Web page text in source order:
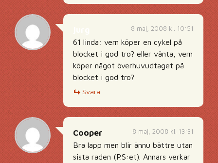
8 maj, 2008 kl. 10:51
61 linda: vem köper en cykel på
blocket i god tro? eller vänta, vem
köper något överhuvudtaget på
blocket i god tro?
Svara
8 maj, 2008 kl. 13:31
Cooper
Bra lapp men blir ännu bättre utan
sista raden (P.S:et). Annars verkar